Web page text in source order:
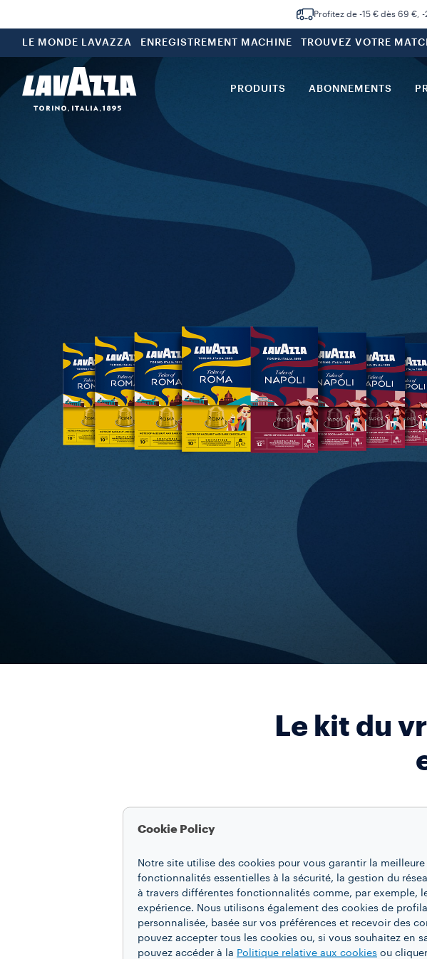
Profitez de -15 € dès 69 €,
LE MONDE LAVAZZA ENREGISTREMENT MACHINE TROUVEZ VOTRE
PRODUITS ABONNEMENTS
Le kit du
Cookie Policy
Notre site utilise des cookies pour vous garantir la
fonctionnalités essentielles à la sécurité, la gestion du
à travers différentes fonctionnalités comme, par exemple,
expérience. Nous utilisons également des cookies de
personnalisée, basée sur vos préférences et recevoir des
pouvez accepter tous les cookies ou, si vous souhaitez en
pouvez accéder à la Politique relative aux cookies ou cliquer